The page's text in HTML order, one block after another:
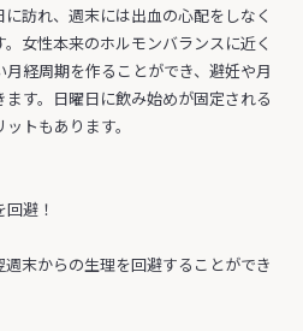
訪れ、週末には出血の心配をしなく
女性本来のホルモンバランスに近く
経周期を作ることができ、避妊や月
す。日曜日に飲み始めが固定される
トもあります。
避！
末からの生理を回避することができ